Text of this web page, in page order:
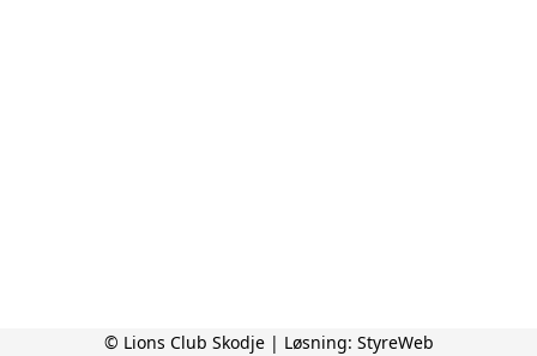
© Lions Club Skodje | Løsning: StyreWeb